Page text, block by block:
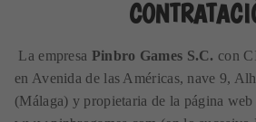
La empresa Pinbro Games S.C. con
en Avenida de las Américas, nave 9,
(Málaga) y propietaria de la página web